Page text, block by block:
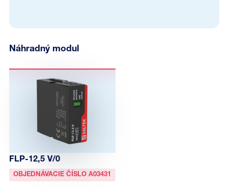
Náhradný modul
FLP-12,5 V/0
OBJEDNÁVACIE ČÍSLO A03431